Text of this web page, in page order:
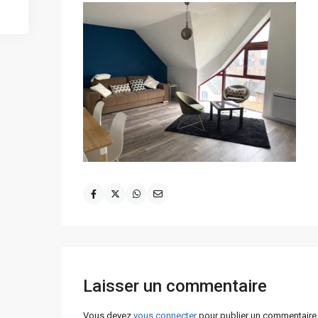
Laisser un commentaire
Vous devez vous connecterpour publier un commentaire.